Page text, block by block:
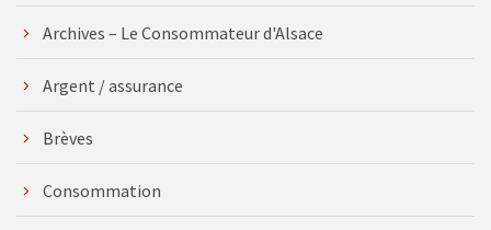
Archives – Le Consommateur d'Alsace
Argent / assurance
Brèves
Consommation